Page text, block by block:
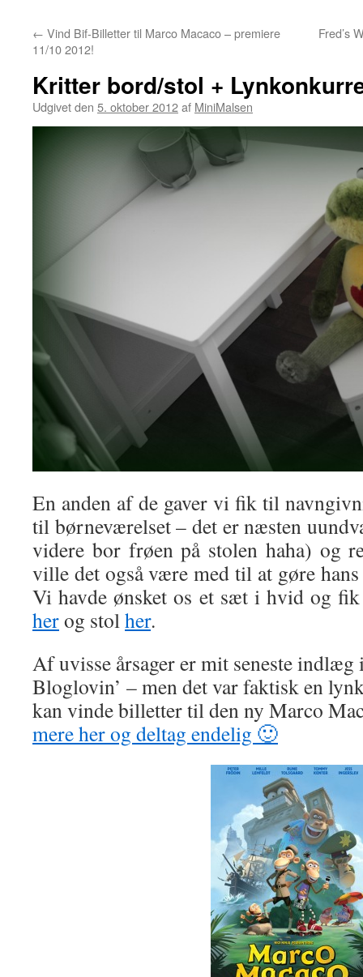
← Vind Bif-Billetter til Marco Macaco – premiere
11/10 2012!
Fred’s
Kritter bord/stol +
Udgivet den 5. oktober 2012af MiniMalsen
En anden af de gaver vi fik til
til børneværelset – det er næsten
videre bor frøen på stolen haha) og
ville det også være med til at gøre
Vi havde ønsket os et sæt i hvid og
herog stolher.
Af uvisse årsager er mit seneste indlæg
Bloglovin’ – men det var faktisk en
kan vinde billetter til den ny Marco
mere her og deltag endelig 🙂